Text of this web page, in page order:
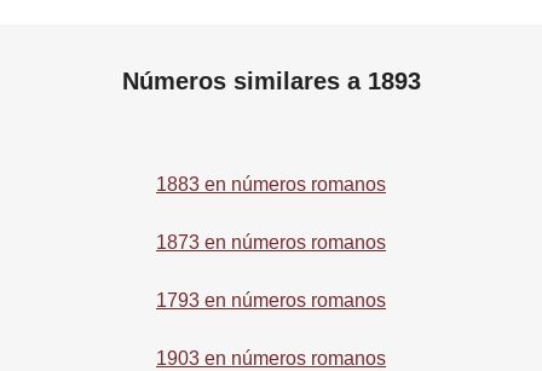
Números similares a 1893
1883 en números romanos
1873 en números romanos
1793 en números romanos
1903 en números romanos